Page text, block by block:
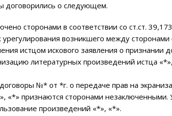
договорились о следующем.
сторонами в соответствии со ст.ст.
возникшего между сторонами
истцом искового заявления о признании
литературных произведений истца
№* от *г. о передаче прав на
«*» признаются сторонами незаключенными.
произведений «*», «*».